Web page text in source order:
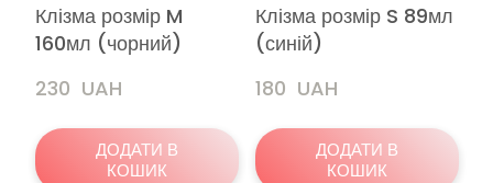
Клізма розмір M
160мл (чорний)
230  UAH
ДОДАТИ В
КОШИК
Клізма розмір S 89мл
(синій)
180  UAH
ДОДАТИ В
КОШИК